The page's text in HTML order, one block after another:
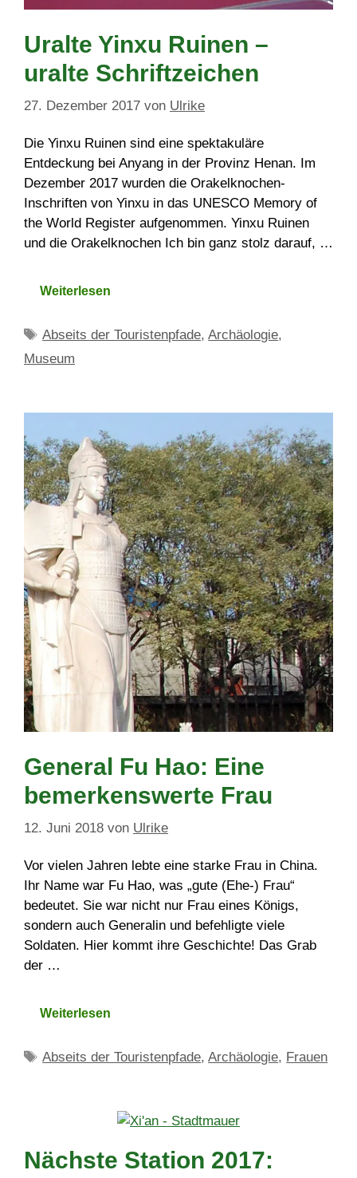
Uralte Yinxu Ruinen –
uralte Schriftzeichen
27. Dezember 2017 von Ulrike
Die Yinxu Ruinen sind eine spektakuläre
Entdeckung bei Anyang in der Provinz Henan. Im
Dezember 2017 wurden die Orakelknochen-
Inschriften von Yinxu in das UNESCO Memory of
the World Register aufgenommen. Yinxu Ruinen
und die Orakelknochen Ich bin ganz stolz darauf, …
Weiterlesen
Schlagwörter
Abseits der Touristenpfade,Archäologie,
Museum
General Fu Hao: Eine
bemerkenswerte Frau
12. Juni 2018 von Ulrike
Vor vielen Jahren lebte eine starke Frau in China.
Ihr Name war Fu Hao, was „gute (Ehe-) Frau“
bedeutet. Sie war nicht nur Frau eines Königs,
sondern auch Generalin und befehligte viele
Soldaten. Hier kommt ihre Geschichte! Das Grab
der …
Weiterlesen
Schlagwörter
Abseits der Touristenpfade,Archäologie, Frauen
Nächste Station 2017: